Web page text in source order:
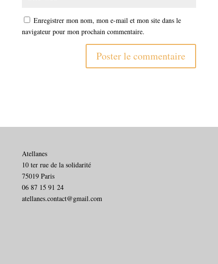
Enregistrer mon nom, mon e-mail et mon site dans le
navigateur pour mon prochain commentaire.
Atellanes
10 ter rue de la solidarité
75019 Paris
06 87 15 91 24
atellanes.contact@gmail.com